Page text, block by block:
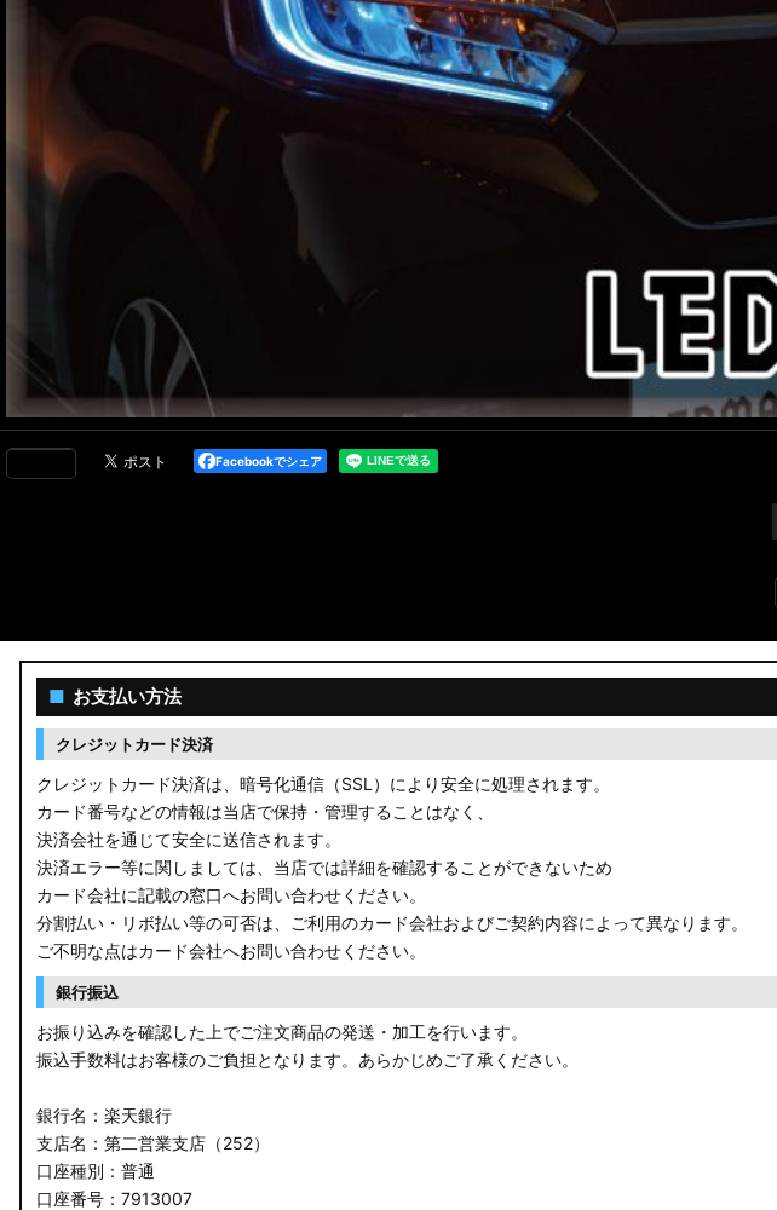
Facebookでシェア
■ お支払い方法
クレジットカード決済
クレジットカード決済は、暗号化通信（SSL）により安全に処理されます。
カード番号などの情報は当店で保持・管理することはなく、
決済会社を通じて安全に送信されます。
決済エラー等に関しましては、当店では詳細を確認することができないため
カード会社に記載の窓口へお問い合わせください。
分割払い・リボ払い等の可否は、ご利用のカード会社およびご契約内容によって異なります。
ご不明な点はカード会社へお問い合わせください。
銀行振込
お振り込みを確認した上でご注文商品の発送・加工を行います。
振込手数料はお客様のご負担となります。あらかじめご了承ください。
銀行名：楽天銀行
支店名：第二営業支店（252）
口座種別：普通
口座番号：7913007